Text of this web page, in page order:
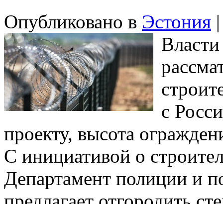
Опубликовано в Эстония
с
проекту, высота
С инициативой о
Департамент полиции и